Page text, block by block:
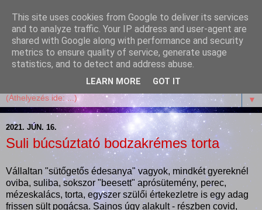
Garffyka
Szösszenetek a konyhámból, az életemből. Mosollyal,
receptekkel, vidámsággal, marcipánnal, csokival.
▼
2021. JÚN. 16.
Suli búcsúztató bodzakrémes torta
Vállaltan "sütőgetős édesanya" vagyok, mindkét gyereknél
oviba, suliba, sokszor "beesett" aprósütemény, perec,
mézeskalács, torta, egyszer szülői értekezletre is egy adag
frissen sült pogácsa. Sajnos úgy alakult - részben covid,
This site uses cookies from Google to deliver its services
and to analyze traffic. Your IP address and user-agent are
shared with Google along with performance and security
metrics to ensure quality of service, generate usage
statistics, and to detect and address abuse.
LEARN MORE GOT IT